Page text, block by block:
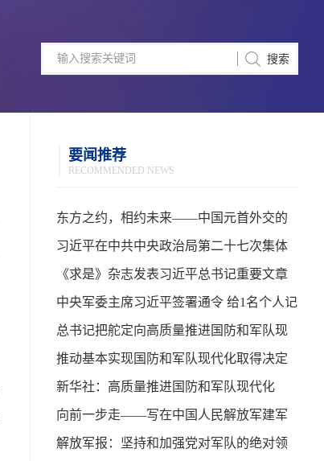
要闻推荐
RECOMMENDED NEWS
东方之约，相约未来——中国元首外交的
世界情怀与大国气派
习近平在中共中央政治局第二十七次集体
学习时强调 强化政治引领 深化创新发展 高
质量推进国防和军队现代化
《求是》杂志发表习近平总书记重要文章
中央军委主席习近平签署通令 给1名个人记
功
总书记把舵定向高质量推进国防和军队现
代化
推动基本实现国防和军队现代化取得决定
性进展——学习贯彻习主席在中共中央政
治局第二十七次集体学习时的重要讲话
新华社：高质量推进国防和军队现代化
向前一步走——写在中国人民解放军建军
99周年之际
解放军报：坚持和加强党对军队的绝对领